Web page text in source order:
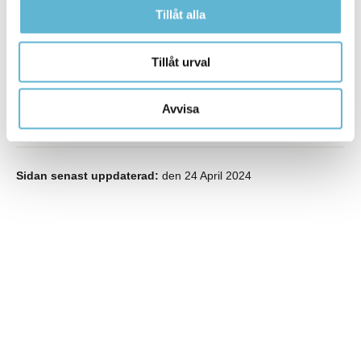
Tillåt alla
Tillåt urval
Avvisa
Länsstyrelsen - Integration
Sidan senast uppdaterad: den 24 April 2024